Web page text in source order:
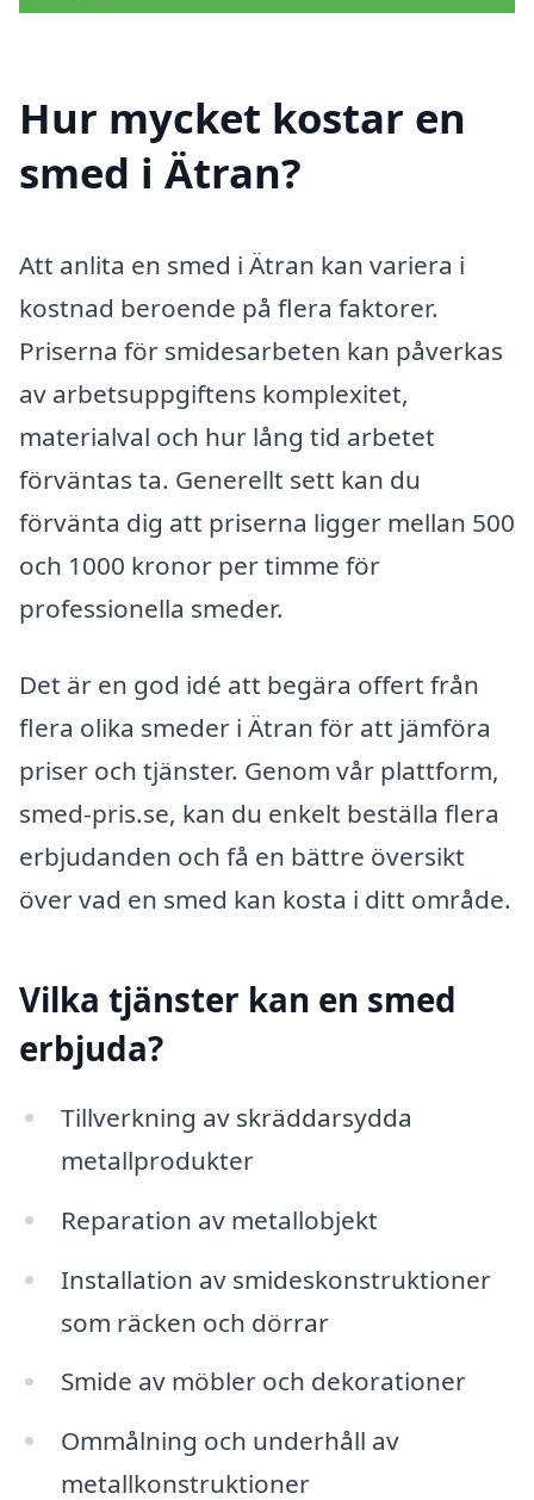
Hur mycket kostar en
smed i Ätran?
Att anlita en smed i Ätran kan variera i
kostnad beroende på flera faktorer.
Priserna för smidesarbeten kan påverkas
av arbetsuppgiftens komplexitet,
materialval och hur lång tid arbetet
förväntas ta. Generellt sett kan du
förvänta dig att priserna ligger mellan 500
och 1000 kronor per timme för
professionella smeder.
Det är en god idé att begära offert från
flera olika smeder i Ätran för att jämföra
priser och tjänster. Genom vår plattform,
smed-pris.se, kan du enkelt beställa flera
erbjudanden och få en bättre översikt
över vad en smed kan kosta i ditt område.
Vilka tjänster kan en smed
erbjuda?
Tillverkning av skräddarsydda
metallprodukter
Reparation av metallobjekt
Installation av smideskonstruktioner
som räcken och dörrar
Smide av möbler och dekorationer
Ommålning och underhåll av
metallkonstruktioner